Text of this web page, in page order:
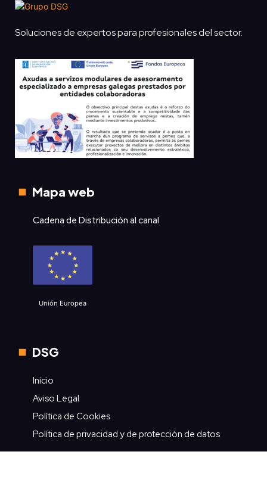
Soluciones de expertos para profesionales del sector.
Mapa web
Cadena de Distribución al canal
Unión Europea
DSG
Inicio
Aviso Legal
Política de Cookies
Política de privacidad y de protección de datos